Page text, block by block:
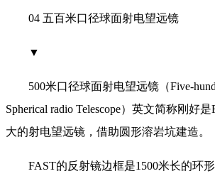
04 五百米口径球面射电望远镜
▼
500米口径球面射电望远镜（Five-
Spherical radio Telescope）英文简称刚好
大的射电望远镜，借助圆形溶岩坑建造。
FAST的反射镜边框是1500米长的环